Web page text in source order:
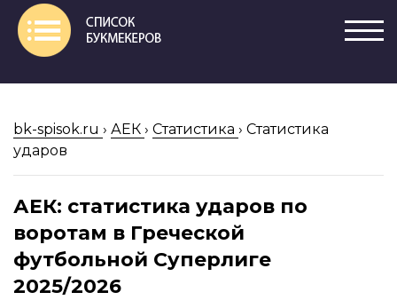
bk-spisok.ru › АЕК › Статистика › Статистика
ударов
АЕК: статистика ударов по
воротам в Греческой
футбольной Суперлиге
2025/2026